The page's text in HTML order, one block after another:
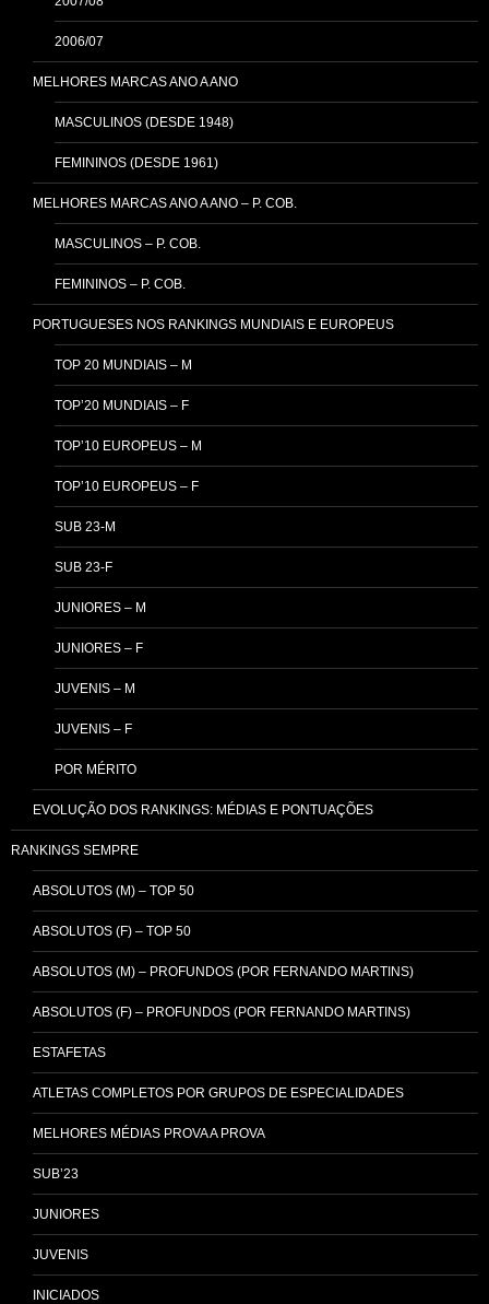
2006/07
MELHORES MARCAS ANO A ANO
MASCULINOS (DESDE 1948)
FEMININOS (DESDE 1961)
MELHORES MARCAS ANO A ANO – P. COB.
MASCULINOS – P. COB.
FEMININOS – P. COB.
PORTUGUESES NOS RANKINGS MUNDIAIS E EUROPEUS
TOP 20 MUNDIAIS – M
TOP’20 MUNDIAIS – F
TOP’10 EUROPEUS – M
TOP’10 EUROPEUS – F
SUB 23-M
SUB 23-F
JUNIORES – M
JUNIORES – F
JUVENIS – M
JUVENIS – F
POR MÉRITO
EVOLUÇÃO DOS RANKINGS: MÉDIAS E PONTUAÇÕES
RANKINGS SEMPRE
ABSOLUTOS (M) – TOP 50
ABSOLUTOS (F) – TOP 50
ABSOLUTOS (M) – PROFUNDOS (POR FERNANDO MARTINS)
ABSOLUTOS (F) – PROFUNDOS (POR FERNANDO MARTINS)
ESTAFETAS
ATLETAS COMPLETOS POR GRUPOS DE ESPECIALIDADES
MELHORES MÉDIAS PROVA A PROVA
SUB’23
JUNIORES
JUVENIS
INICIADOS